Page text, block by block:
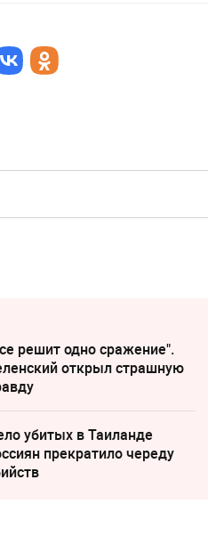
решит одно сражение".
открыл страшную
убитых в Таиланде
прекратило череду